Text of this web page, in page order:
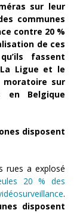
sur leur
communes
contre 20 %
de ces
fassent
La Ligue et le
moratoire sur
en Belgique
disposent
rues a explosé
20 % des
.
disposent